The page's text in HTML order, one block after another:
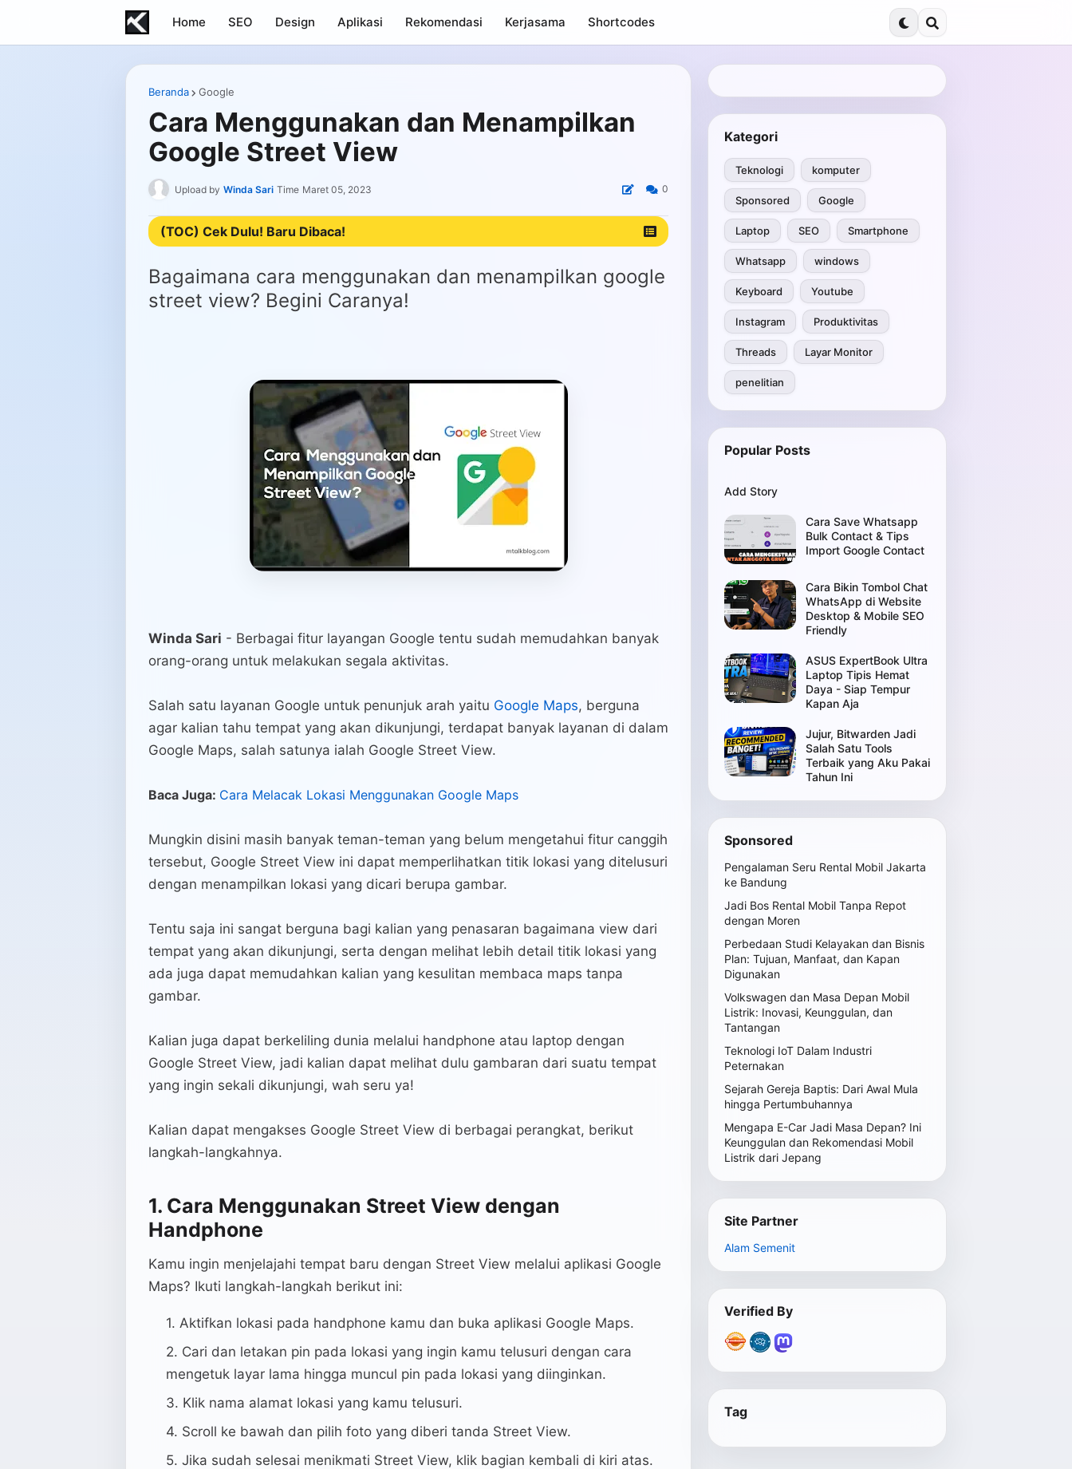
Home SEO Design Aplikasi Rekomendasi Kerjasama Shortcodes
Beranda Google
Cara Menggunakan dan Menampilkan
Google Street View
Upload by Winda Sari Time Maret 05, 2023 0
(TOC) Cek Dulu! Baru Dibaca!
Bagaimana cara menggunakan dan menampilkan google
street view? Begini Caranya!
Winda Sari - Berbagai fitur layangan Google tentu sudah memudahkan banyak
orang-orang untuk melakukan segala aktivitas.
Salah satu layanan Google untuk penunjuk arah yaitu Google Maps, berguna
agar kalian tahu tempat yang akan dikunjungi, terdapat banyak layanan di dalam
Google Maps, salah satunya ialah Google Street View.
Baca Juga: Cara Melacak Lokasi Menggunakan Google Maps
Mungkin disini masih banyak teman-teman yang belum mengetahui fitur canggih
tersebut, Google Street View ini dapat memperlihatkan titik lokasi yang ditelusuri
dengan menampilkan lokasi yang dicari berupa gambar.
Tentu saja ini sangat berguna bagi kalian yang penasaran bagaimana view dari
tempat yang akan dikunjungi, serta dengan melihat lebih detail titik lokasi yang
ada juga dapat memudahkan kalian yang kesulitan membaca maps tanpa
gambar.
Kalian juga dapat berkeliling dunia melalui handphone atau laptop dengan
Google Street View, jadi kalian dapat melihat dulu gambaran dari suatu tempat
yang ingin sekali dikunjungi, wah seru ya!
Kalian dapat mengakses Google Street View di berbagai perangkat, berikut
langkah-langkahnya.
1. Cara Menggunakan Street View dengan
Handphone
Kamu ingin menjelajahi tempat baru dengan Street View melalui aplikasi Google
Maps? Ikuti langkah-langkah berikut ini:
Aktifkan lokasi pada handphone kamu dan buka aplikasi Google Maps.
Cari dan letakan pin pada lokasi yang ingin kamu telusuri dengan cara
mengetuk layar lama hingga muncul pin pada lokasi yang diinginkan.
Klik nama alamat lokasi yang kamu telusuri.
Scroll ke bawah dan pilih foto yang diberi tanda Street View.
Jika sudah selesai menikmati Street View, klik bagian kembali di kiri atas.
Kategori
Teknologi komputer
Sponsored Google
Laptop SEO Smartphone
Whatsapp windows
Keyboard Youtube
Instagram Produktivitas
Threads Layar Monitor
penelitian
Popular Posts
Add Story
Cara Save Whatsapp
Bulk Contact & Tips
Import Google Contact
Cara Bikin Tombol Chat
WhatsApp di Website
Desktop & Mobile SEO
Friendly
ASUS ExpertBook Ultra
Laptop Tipis Hemat
Daya - Siap Tempur
Kapan Aja
Jujur, Bitwarden Jadi
Salah Satu Tools
Terbaik yang Aku Pakai
Tahun Ini
Sponsored
Pengalaman Seru Rental Mobil Jakarta
ke Bandung
Jadi Bos Rental Mobil Tanpa Repot
dengan Moren
Perbedaan Studi Kelayakan dan Bisnis
Plan: Tujuan, Manfaat, dan Kapan
Digunakan
Volkswagen dan Masa Depan Mobil
Listrik: Inovasi, Keunggulan, dan
Tantangan
Teknologi IoT Dalam Industri
Peternakan
Sejarah Gereja Baptis: Dari Awal Mula
hingga Pertumbuhannya
Mengapa E-Car Jadi Masa Depan? Ini
Keunggulan dan Rekomendasi Mobil
Listrik dari Jepang
Site Partner
Alam Semenit
Verified By
Tag